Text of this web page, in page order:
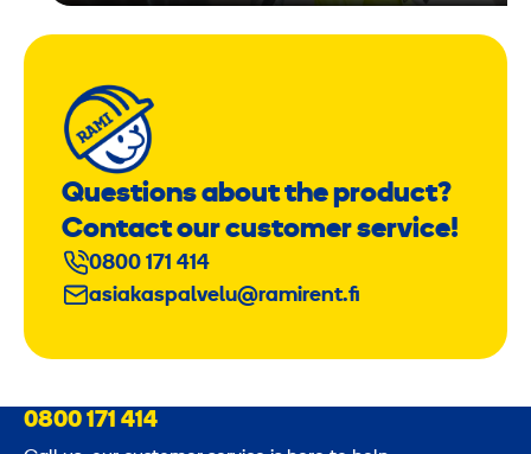
Questions about the product?
Contact our customer service!
0800 171 414
asiakaspalvelu@ramirent.fi
0800 171 414